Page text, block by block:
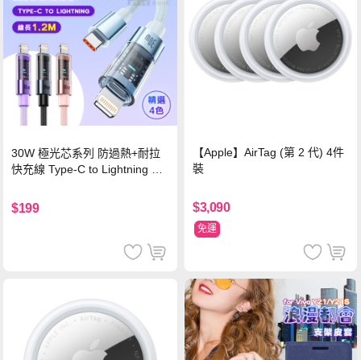
30W 極光芯系列 防過熱+耐拉
快充線 Type-C to Lightning 傳
$199
【Apple】AirTag (第 2 代) 4件
裝
$3,090
免運